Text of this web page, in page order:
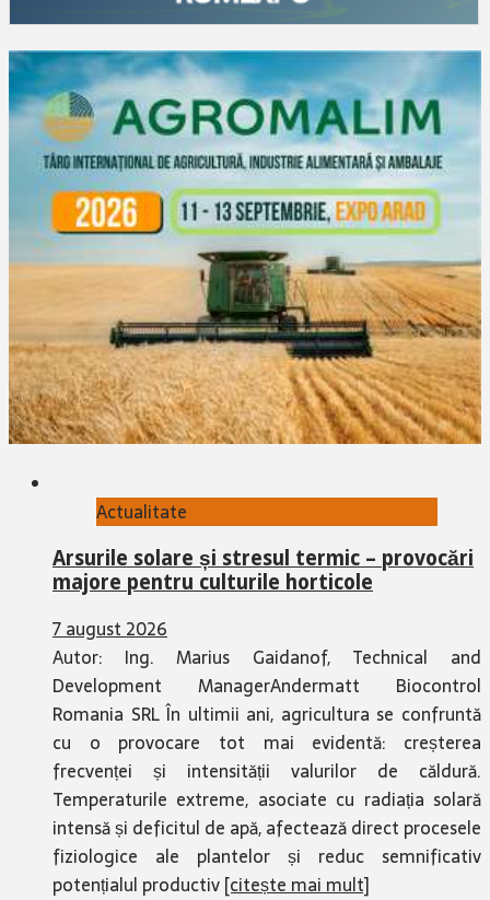
Actualitate
Arsurile solare și stresul termic – provocări
majore pentru culturile horticole
7 august 2026
Autor: Ing. Marius Gaidanof, Technical and
Development ManagerAndermatt Biocontrol
Romania SRL În ultimii ani, agricultura se confruntă
cu o provocare tot mai evidentă: creșterea
frecvenței și intensității valurilor de căldură.
Temperaturile extreme, asociate cu radiația solară
intensă și deficitul de apă, afectează direct procesele
fiziologice ale plantelor și reduc semnificativ
potențialul productiv[citește mai mult]